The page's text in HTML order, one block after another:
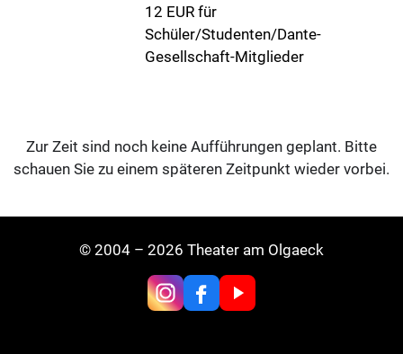
12 EUR für
Schüler/Studenten/Dante-
Gesellschaft-Mitglieder
Zur Zeit sind noch keine Aufführungen geplant. Bitte
schauen Sie zu einem späteren Zeitpunkt wieder vorbei.
© 2004 – 2026 Theater am Olgaeck